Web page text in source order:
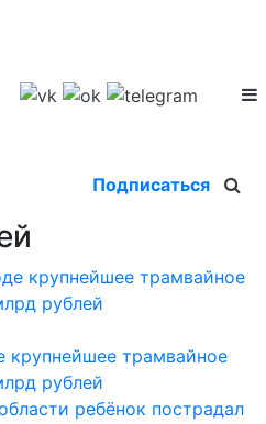
Подписаться
трамвайное
рублей